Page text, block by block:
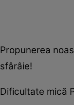
Propunerea
sfârâie!
Dificultate mică